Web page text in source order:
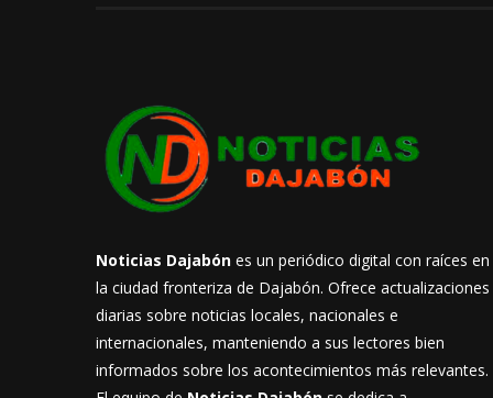
Noticias Dajabón es un periódico digital con raíces en
la ciudad fronteriza de Dajabón. Ofrece actualizaciones
diarias sobre noticias locales, nacionales e
internacionales, manteniendo a sus lectores bien
informados sobre los acontecimientos más relevantes.